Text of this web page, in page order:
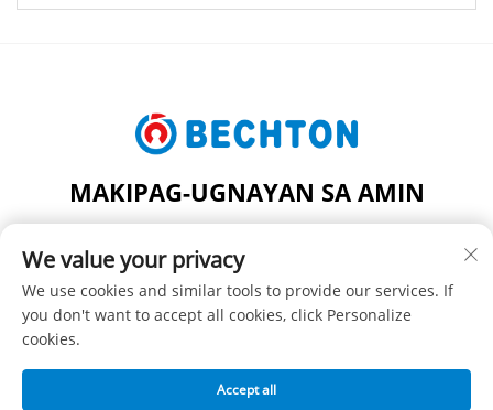
MAKIPAG-UGNAYAN SA AMIN
ZHANGJIAGANG CITY, JIANGSU PROVINCE, CHINA
Telepono:+86-13962240078
E-Mail: [email protected]
Karapatan sa Pagmamay-ari © SUZHOU BECHTON PLASTIC
We value your privacy
We use cookies and similar tools to provide our services. If
you don't want to accept all cookies, click Personalize
cookies.
Accept all